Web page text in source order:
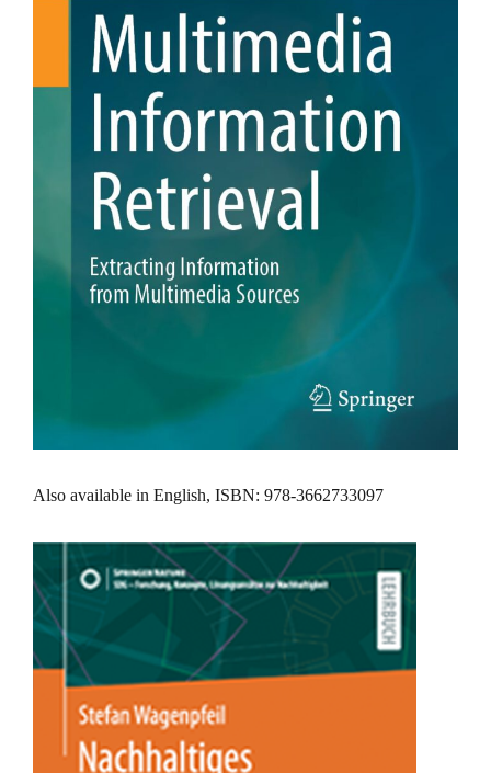
Also available in English, ISBN: 978-3662733097